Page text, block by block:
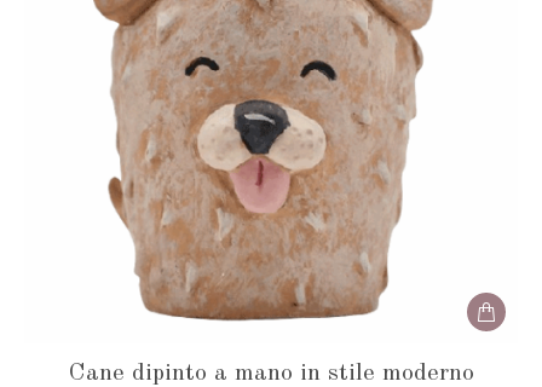
Cane dipinto a mano in stile moderno